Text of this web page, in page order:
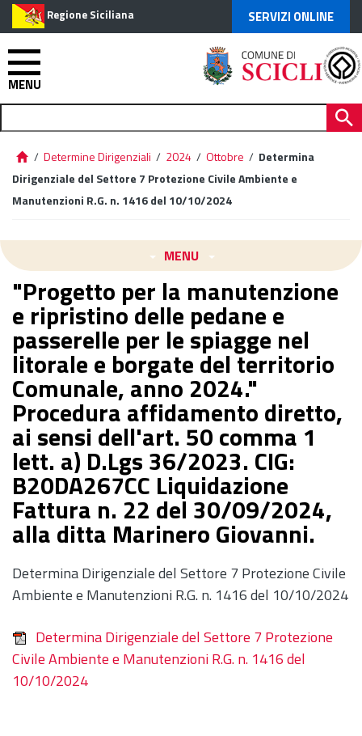
Regione Siciliana SERVIZI ONLINE
MENU
/ Determine Dirigenziali / 2024 / Ottobre / Determina
Dirigenziale del Settore 7 Protezione Civile Ambiente e
Manutenzioni R.G. n. 1416 del 10/10/2024
MENU
"Progetto per la manutenzione
e ripristino delle pedane e
passerelle per le spiagge nel
litorale e borgate del territorio
Comunale, anno 2024."
Procedura affidamento diretto,
ai sensi dell'art. 50 comma 1
lett. a) D.Lgs 36/2023. CIG:
B20DA267CC Liquidazione
Fattura n. 22 del 30/09/2024,
alla ditta Marinero Giovanni.
Determina Dirigenziale del Settore 7 Protezione Civile
Ambiente e Manutenzioni R.G. n. 1416 del 10/10/2024
Determina Dirigenziale del Settore 7 Protezione
Civile Ambiente e Manutenzioni R.G. n. 1416 del
10/10/2024